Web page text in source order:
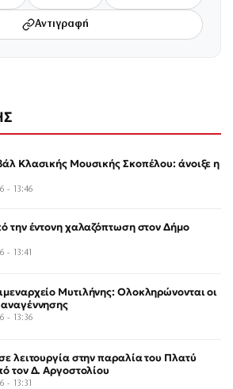
Αντιγραφή
Κλασικής Μουσικής Σκοπέλου: άνοιξε η
- 13:46
την έντονη χαλαζόπτωση στον Δήμο
- 13:41
Μυτιλήνης: Ολοκληρώνονται οι
- 13:36
λειτουργία στην παραλία του Πλατύ
τον Δ. Αργοστολίου
- 13:31